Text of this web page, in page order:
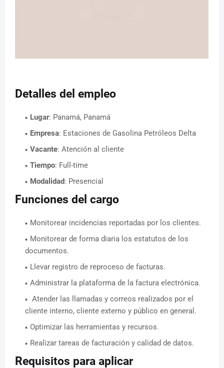
Detalles del empleo
Lugar: Panamá, Panamá
Empresa: Estaciones de Gasolina Petróleos Delta
Vacante: Atención al cliente
Tiempo: Full-time
Modalidad: Presencial
Funciones del cargo
Monitorear incidencias reportadas por los clientes.
Monitorear de forma diaria los estatutos de los
documentos.
Llevar registro de reproceso de facturas.
Administrar la plataforma de la factura electrónica.
Atender las llamadas y correos realizados por el
cliente interno, cliente externo y público en general.
Optimizar las herramientas y recursos.
Realizar tareas de facturación y calidad de datos.
Requisitos para aplicar